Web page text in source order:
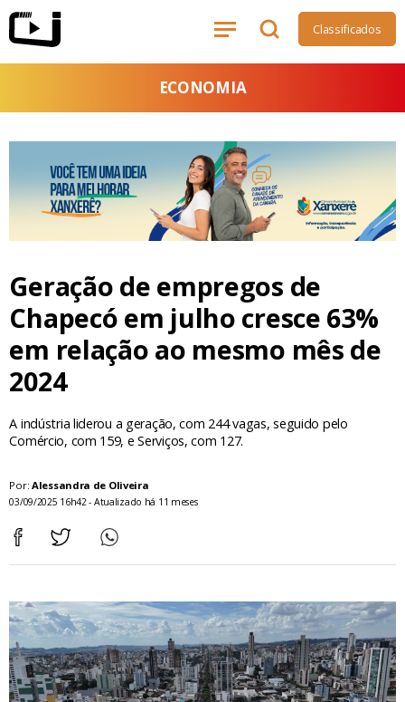
Classificados
ECONOMIA
Geração de empregos de
Chapecó em julho cresce 63%
em relação ao mesmo mês de
2024
A indústria liderou a geração, com 244 vagas, seguido pelo
Comércio, com 159, e Serviços, com 127.
Por: Alessandra de Oliveira
03/09/2025 16h42 - Atualizado há 11 meses